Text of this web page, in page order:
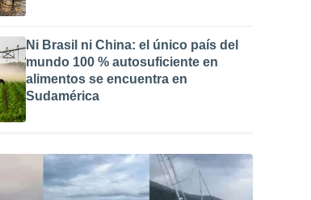
Ni Brasil ni China: el único país del
mundo 100 % autosuficiente en
alimentos se encuentra en
Sudamérica